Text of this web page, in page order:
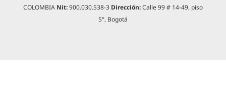
COLOMBIA Nit:900.030.538-3 Dirección:Calle 99 # 14-49, piso
5°, Bogotá